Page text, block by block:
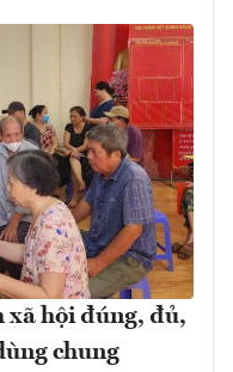
xã hội đúng, đủ,
chung